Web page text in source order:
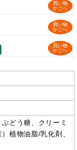
買い物
かごへ
買い物
かごへ
買い物
かごへ
どう糖、クリーミ
植物油脂/乳化剤、